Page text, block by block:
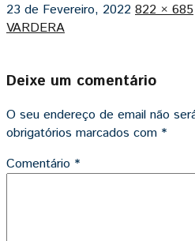
23 de Fevereiro, 2022 822 × 685
VARDERA
Deixe um comentário
O seu endereço de email não
obrigatórios marcados com *
Comentário *